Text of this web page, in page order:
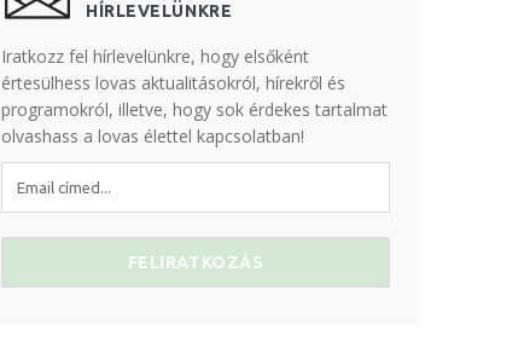
HÍRLEVELÜNKRE
Iratkozz fel hírlevelünkre, hogy elsőként
értesülhess lovas aktualitásokról, hírekről és
programokról, illetve, hogy sok érdekes tartalmat
olvashass a lovas élettel kapcsolatban!